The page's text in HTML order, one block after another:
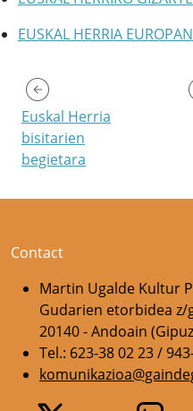
EUSKAL HERRIA
Euskal Herria
bisitarien
begietara
Contact
Martin Ugalde Kultur
Gudarien etorbidea z/
20140 - Andoain
Tel.: 623-38 02 23 /